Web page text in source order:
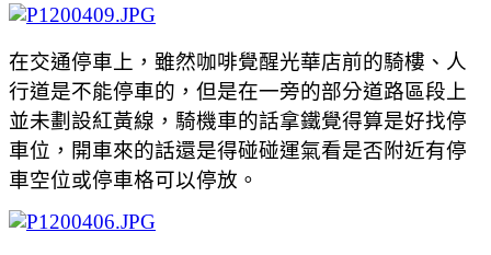
在交通停車上，雖然咖啡覺醒光華店前的騎樓、人
行道是不能停車的，但是在一旁的部分道路區段上
並未劃設紅黃線，騎機車的話拿鐵覺得算是好找停
車位，開車來的話還是得碰碰運氣看是否附近有停
車空位或停車格可以停放。